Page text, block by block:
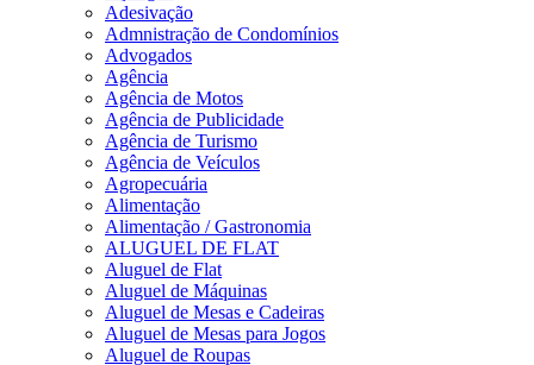
Adesivação
Admnistração de Condomínios
Advogados
Agência
Agência de Motos
Agência de Publicidade
Agência de Turismo
Agência de Veículos
Agropecuária
Alimentação
Alimentação / Gastronomia
ALUGUEL DE FLAT
Aluguel de Flat
Aluguel de Máquinas
Aluguel de Mesas e Cadeiras
Aluguel de Mesas para Jogos
Aluguel de Roupas